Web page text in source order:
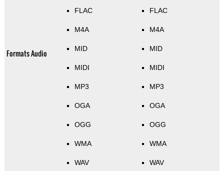
Formats Audio
FLAC
M4A
MID
MIDI
MP3
OGA
OGG
WMA
WAV
FLAC
M4A
MID
MIDI
MP3
OGA
OGG
WMA
WAV